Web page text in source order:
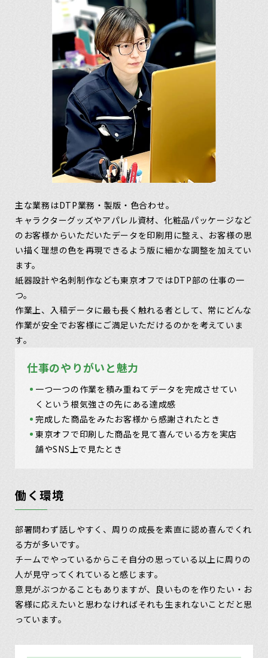
主な業務はDTP業務・製版・色合わせ。
キャラクターグッズやアパレル資材、化粧品パッケージなど
のお客様からいただいたデータを印刷用に整え、お客様の思
い描く理想の色を再現できるよう版に細かな調整を加えてい
ます。
紙器設計や名刺制作なども東京オフではDTP部の仕事の一
つ。
作業上、入稿データに最も長く触れる者として、常にどんな
作業が安全でお客様にご満足いただけるのかを考えていま
す。
仕事のやりがいと魅力
一つ一つの作業を積み重ねてデータを完成させてい
くという根気強さの先にある達成感
完成した商品をみたお客様から感謝されたとき
東京オフで印刷した商品を見て喜んでいる方を実店
舗やSNS上で見たとき
働く環境
部署問わず話しやすく、周りの成長を素直に認め喜んでくれ
る方が多いです。
チームでやっているからこそ自分の思っている以上に周りの
人が見守ってくれていると感じます。
意見がぶつかることもありますが、良いものを作りたい・お
客様に応えたいと思わなければそれも生まれないことだと思
っています。